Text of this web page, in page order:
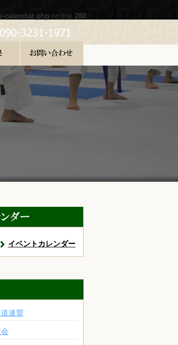
calendar.php on line 288
イベントカレンダー
連盟